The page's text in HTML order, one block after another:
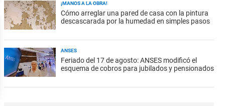
¡MANOS A LA OBRA!
Cómo arreglar una pared de casa con la pintura
descascarada por la humedad en simples pasos
ANSES
Feriado del 17 de agosto: ANSES modificó el
esquema de cobros para jubilados y pensionados